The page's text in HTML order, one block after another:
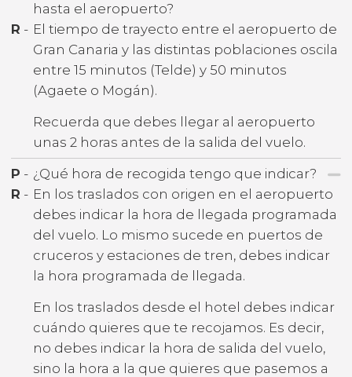
hasta el aeropuerto?
R - El tiempo de trayecto entre el aeropuerto de
Gran Canaria y las distintas poblaciones oscila
entre 15 minutos (Telde) y 50 minutos
(Agaete o Mogán).
Recuerda que debes llegar al aeropuerto
unas 2 horas antes de la salida del vuelo.
P - ¿Qué hora de recogida tengo que indicar?
R - En los traslados con origen en el aeropuerto
debes indicar la hora de llegada programada
del vuelo. Lo mismo sucede en puertos de
cruceros y estaciones de tren, debes indicar
la hora programada de llegada.
En los traslados desde el hotel debes indicar
cuándo quieres que te recojamos. Es decir,
no debes indicar la hora de salida del vuelo,
sino la hora a la que quieres que pasemos a